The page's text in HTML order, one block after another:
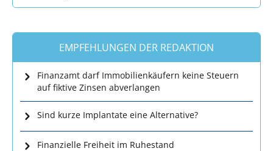
EMPFEHLUNGEN DER REDAKTION
Finanzamt darf Immobilienkäufern keine Steuern
auf fiktive Zinsen abverlangen
Sind kurze Implantate eine Alternative?
Finanzielle Freiheit im Ruhestand